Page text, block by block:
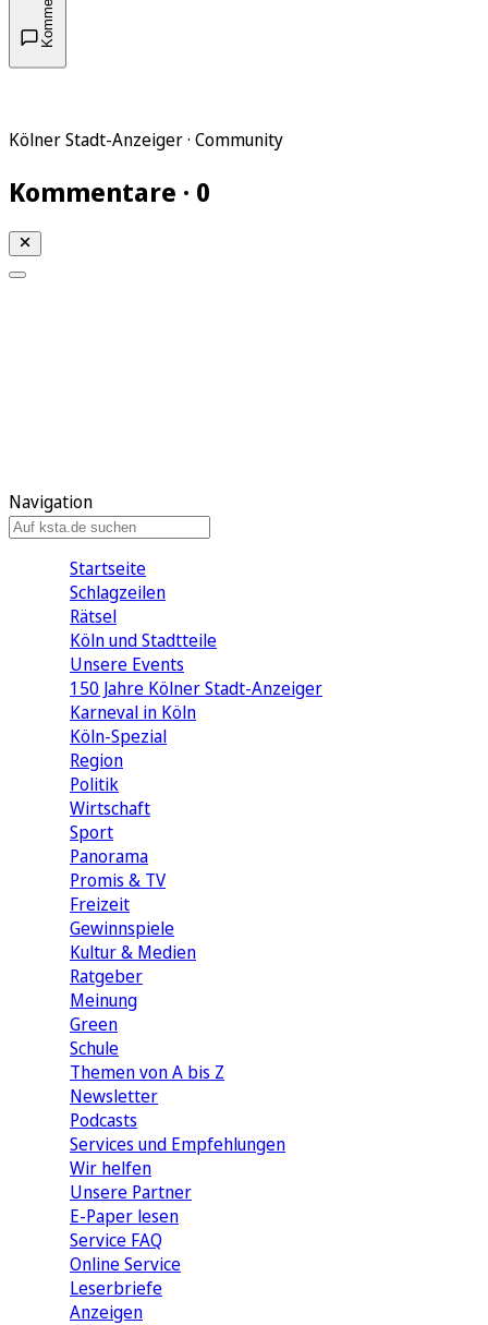
Kölner Stadt-Anzeiger · Community
Kommentare · 0
Navigation
Startseite
Schlagzeilen
Rätsel
Köln und Stadtteile
Unsere Events
150 Jahre Kölner Stadt-Anzeiger
Karneval in Köln
Köln-Spezial
Region
Politik
Wirtschaft
Sport
Panorama
Promis & TV
Freizeit
Gewinnspiele
Kultur & Medien
Ratgeber
Meinung
Green
Schule
Themen von A bis Z
Newsletter
Podcasts
Services und Empfehlungen
Wir helfen
Unsere Partner
E-Paper lesen
Service FAQ
Online Service
Leserbriefe
Anzeigen